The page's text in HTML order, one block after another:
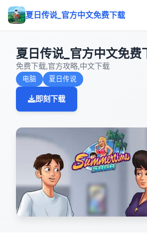
夏日传说_官方中文免费下载
夏日传说_官方中文免费
免费下载,官方攻略,中文下载
电脑 夏日传说
即刻下载